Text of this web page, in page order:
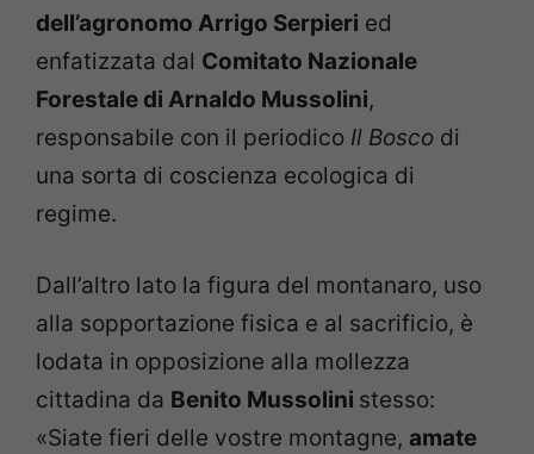
dell’agronomo Arrigo Serpieri ed
enfatizzata dal Comitato Nazionale
Forestale di Arnaldo Mussolini,
responsabile con il periodico Il Bosco di
una sorta di coscienza ecologica di
regime.
Dall’altro lato la figura del montanaro, uso
alla sopportazione fisica e al sacrificio, è
lodata in opposizione alla mollezza
cittadina da Benito Mussolini stesso:
«Siate fieri delle vostre montagne, amate